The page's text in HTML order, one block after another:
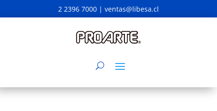
2 2396 7000 | ventas@libesa.cl